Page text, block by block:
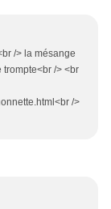
/> la mésange
/> <br
/>